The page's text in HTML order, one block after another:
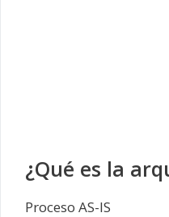
¿Qué es la
Proceso AS-IS